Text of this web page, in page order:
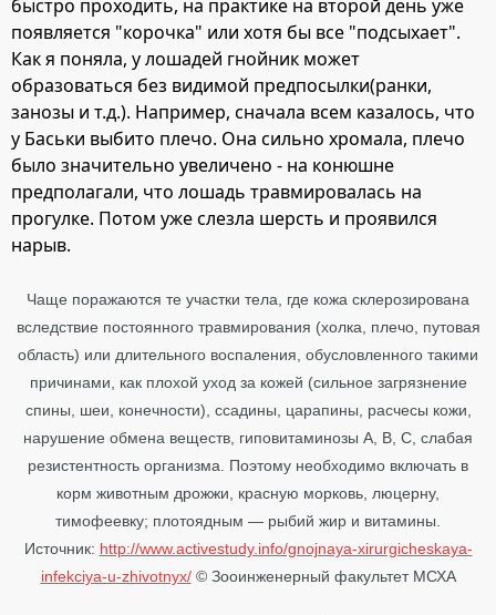
быстро проходить, на практике на второй день уже
появляется "корочка" или хотя бы все "подсыхает".
Как я поняла, у лошадей гнойник может
образоваться без видимой предпосылки(ранки,
занозы и т.д.). Например, сначала всем казалось, что
у Баськи выбито плечо. Она сильно хромала, плечо
было значительно увеличено - на конюшне
предполагали, что лошадь травмировалась на
прогулке. Потом уже слезла шерсть и проявился
нарыв.
Чаще поражаются те участки тела, где кожа склерозирована
вследствие постоянного травмирования (холка, плечо, путовая
область) или длительного воспаления, обусловленного такими
причинами, как плохой уход за кожей (сильное загрязнение
спины, шеи, конечности), ссадины, царапины, расчесы кожи,
нарушение обмена веществ, гиповитаминозы А, В, С, слабая
резистентность организма. Поэтому необходимо включать в
корм животным дрожжи, красную морковь, люцерну,
тимофеевку; плотоядным — рыбий жир и витамины.
Источник: http://www.activestudy.info/gnojnaya-xirurgicheskaya-
infekciya-u-zhivotnyx/© Зооинженерный факультет МСХА